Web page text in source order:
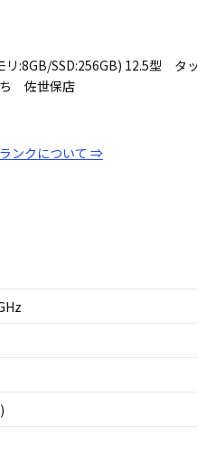
リ:8GB/SSD:256GB) 12.5型
ち 佐世保店
ンクについて ⇒